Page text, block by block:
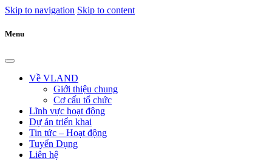
Skip to navigation Skip to content
Menu
Về VLAND
Giới thiệu chung
Cơ cấu tổ chức
Lĩnh vực hoạt động
Dự án triển khai
Tin tức – Hoạt động
Tuyển Dụng
Liên hệ